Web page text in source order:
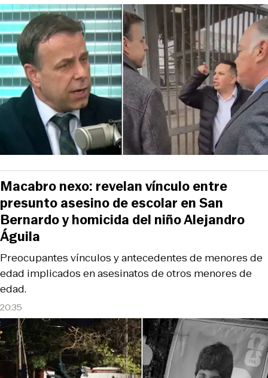
20:35
Preocupantes vínculos y antecedentes de menores de
edad implicados en asesinatos de otros menores de
edad.
Macabro nexo: revelan vínculo entre
presunto asesino de escolar en San
Bernardo y homicida del niño Alejandro
Águila